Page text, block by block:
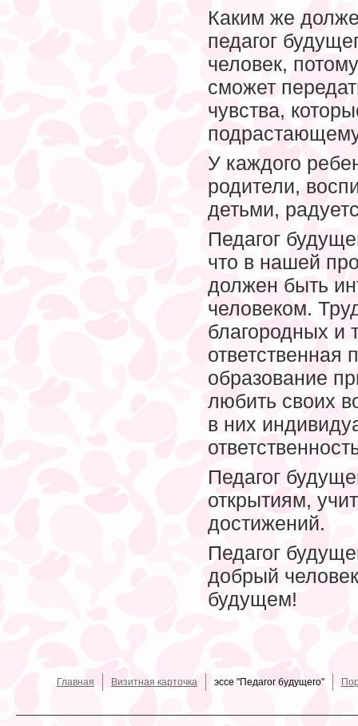
Каким же
педагог
человек,
сможет
чувства,
У каждого
родители,
детьми,
Педагог
что в нашей
должен быть
человеком.
благородных и
образование
любить своих
в них
Педагог
открытиям,
достижений.
Педагог
добрый
будущем!
Главная Визитная карточка эссе "Педагог будущего"